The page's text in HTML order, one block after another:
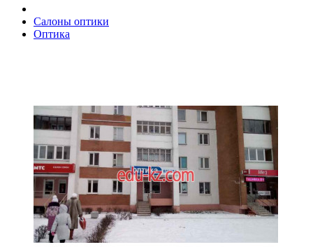
Салоны оптики
Оптика